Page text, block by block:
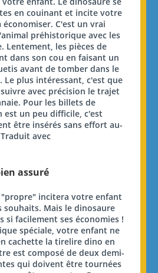
en couinant et incite votre
C'est un vrai
préhistorique avec les
Lentement, les pièces de
dans son cou en faisant un
avant de tomber dans le
Le plus intéressant, c'est que
avec précision le trajet
Pour les billets de
est un peu difficile, c'est
être insérés sans effort au-
avec
assuré
incitera votre enfant
souhaits. Mais le dinosaure
si facilement ses économies !
spéciale, votre enfant ne
cachette la tirelire dino en
est composé de deux demi-
qui doivent être tournées